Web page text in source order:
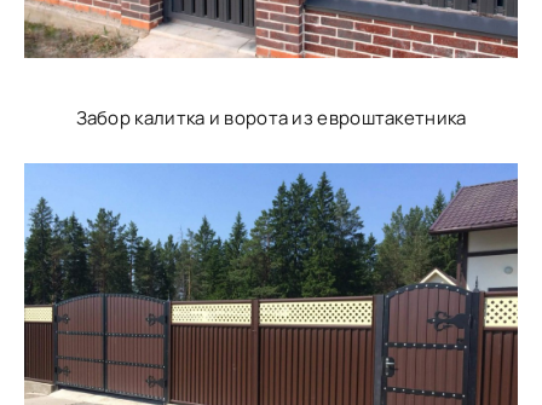
Забор калитка и ворота из евроштакетника